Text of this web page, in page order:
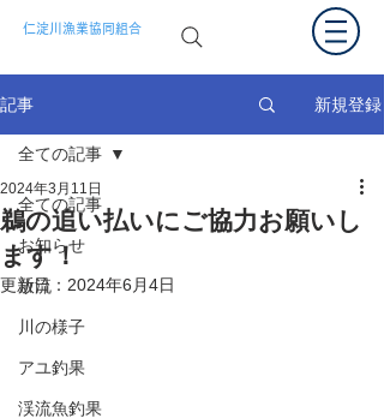
仁淀川漁業協同組合
記事 新規登録
全ての記事
お知らせ
放流
川の様子
アユ釣果
渓流魚釣果
全ての記事
鵜の追い払いにご協力お願いし
ます！
2024年3月11日
更新日： 2024年6月4日